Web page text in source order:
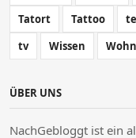
Tatort
Tattoo
tv
Wissen
ÜBER UNS
NachGebloggt ist ein